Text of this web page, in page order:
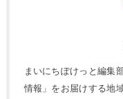
まいにちぽけっと編集
情報」をお届けする地